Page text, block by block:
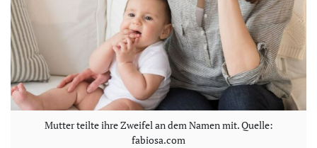
Mutter teilte ihre Zweifel an dem Namen mit. Quelle:
fabiosa.com